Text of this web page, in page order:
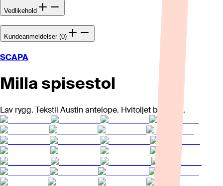
Vedlikehold
Kundeanmeldelser (0)
SCAPA
Milla spisestol
Lav rygg. Tekstil Austin antelope. Hvitoljet ben i eik.